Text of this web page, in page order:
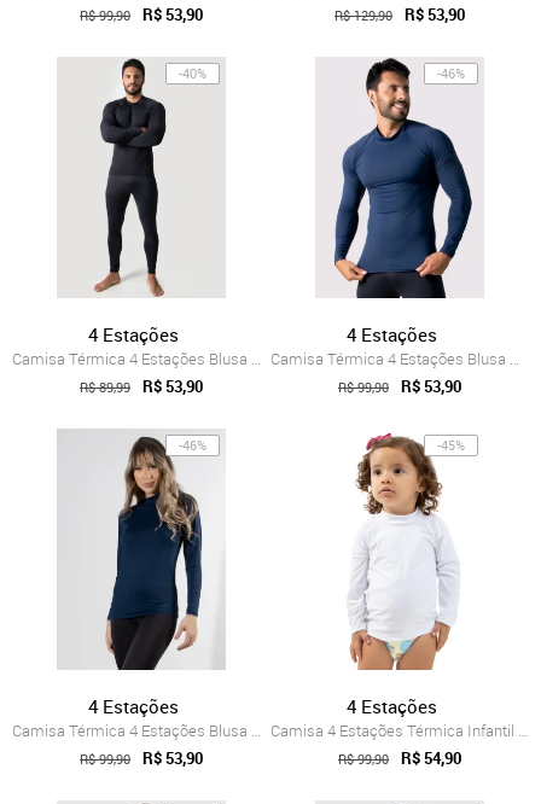
R$ 99,90 R$ 53,90 R$ 129,90 R$ 53,90
-40%
4 Estações
Camisa Térmica 4 Estações Blusa Manga Lo...
R$ 89,99 R$ 53,90
-46%
4 Estações
Camisa Térmica 4 Estações Blusa Manga Lo...
R$ 99,90 R$ 53,90
-46%
4 Estações
Camisa Térmica 4 Estações Blusa Manga Lo...
R$ 99,90 R$ 53,90
-45%
4 Estações
Camisa 4 Estações Térmica Infantil Manga...
R$ 99,90 R$ 54,90